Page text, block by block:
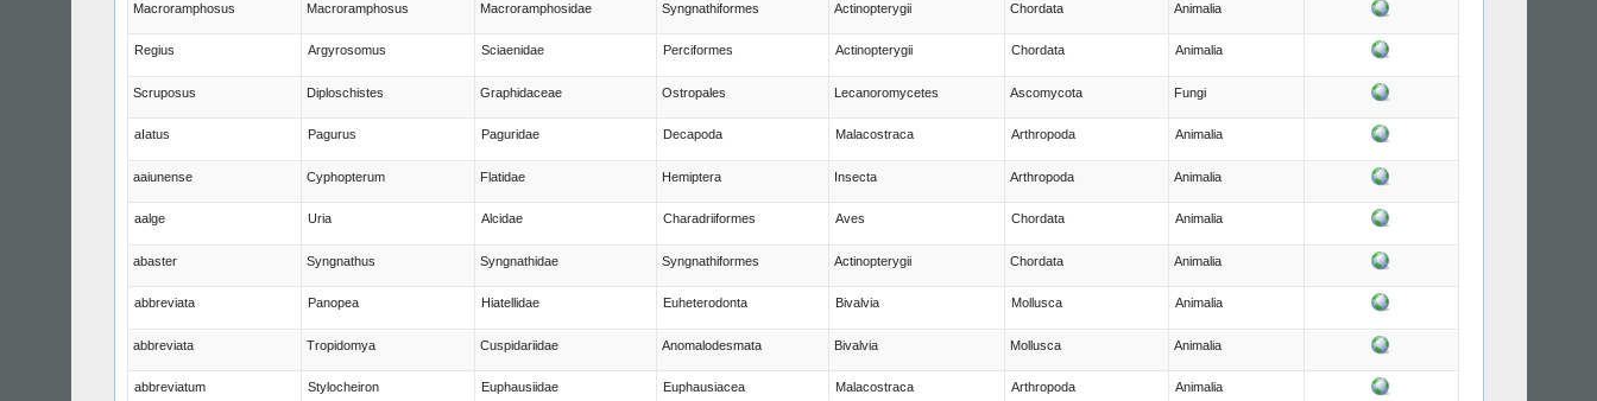
Macroramphosus Macroramphosus Macroramphosidae Syngnathiformes Actinopterygii Chordata Animalia
Regius Argyrosomus Sciaenidae Perciformes Actinopterygii Chordata Animalia
Scruposus Diploschistes Graphidaceae Ostropales Lecanoromycetes Ascomycota Fungi
aIatus Pagurus Paguridae Decapoda Malacostraca Arthropoda Animalia
aaiunense Cyphopterum Flatidae Hemiptera Insecta Arthropoda Animalia
aalge Uria Alcidae Charadriiformes Aves Chordata Animalia
abaster Syngnathus Syngnathidae Syngnathiformes Actinopterygii Chordata Animalia
abbreviata Panopea Hiatellidae Euheterodonta Bivalvia Mollusca Animalia
abbreviata Tropidomya Cuspidariidae Anomalodesmata Bivalvia Mollusca Animalia
abbreviatum Stylocheiron Euphausiidae Euphausiacea Malacostraca Arthropoda Animalia